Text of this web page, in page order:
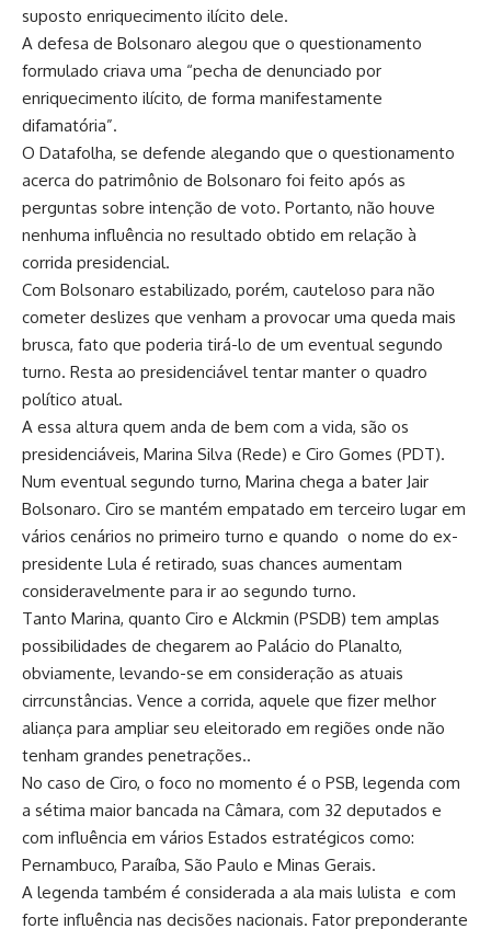
suposto enriquecimento ilícito dele.
A defesa de Bolsonaro alegou que o questionamento
formulado criava uma “pecha de denunciado por
enriquecimento ilícito, de forma manifestamente
difamatória”.
O Datafolha, se defende alegando que o questionamento
acerca do patrimônio de Bolsonaro foi feito após as
perguntas sobre intenção de voto. Portanto, não houve
nenhuma influência no resultado obtido em relação à
corrida presidencial.
Com Bolsonaro estabilizado, porém, cauteloso para não
cometer deslizes que venham a provocar uma queda mais
brusca, fato que poderia tirá-lo de um eventual segundo
turno. Resta ao presidenciável tentar manter o quadro
político atual.
A essa altura quem anda de bem com a vida, são os
presidenciáveis, Marina Silva (Rede) e Ciro Gomes (PDT).
Num eventual segundo turno, Marina chega a bater Jair
Bolsonaro. Ciro se mantém empatado em terceiro lugar em
vários cenários no primeiro turno e quando o nome do ex-
presidente Lula é retirado, suas chances aumentam
consideravelmente para ir ao segundo turno.
Tanto Marina, quanto Ciro e Alckmin (PSDB) tem amplas
possibilidades de chegarem ao Palácio do Planalto,
obviamente, levando-se em consideração as atuais
cirrcunstâncias. Vence a corrida, aquele que fizer melhor
aliança para ampliar seu eleitorado em regiões onde não
tenham grandes penetrações..
No caso de Ciro, o foco no momento é o PSB, legenda com
a sétima maior bancada na Câmara, com 32 deputados e
com influência em vários Estados estratégicos como:
Pernambuco, Paraíba, São Paulo e Minas Gerais.
A legenda também é considerada a ala mais lulista e com
forte influência nas decisões nacionais. Fator preponderante